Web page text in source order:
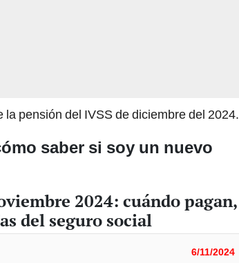
pensión del IVSS de diciembre del 2024.
saber si soy un nuevo
2024: cuándo pagan,
del seguro social
6/11/2024